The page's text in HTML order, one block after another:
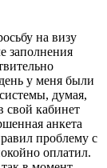
на визу
у меня были
думая,
свой кабинет
анкета
проблему с
оплатил.